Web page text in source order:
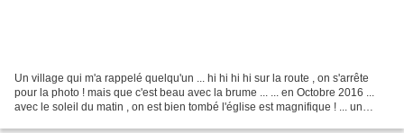
Un village qui m'a rappelé quelqu'un ... hi hi hi hi sur la route , on s'arrête
pour la photo ! mais que c'est beau avec la brume ... ... en Octobre 2016 ...
avec le soleil du matin , on est bien tombé l'église est magnifique ! ... un